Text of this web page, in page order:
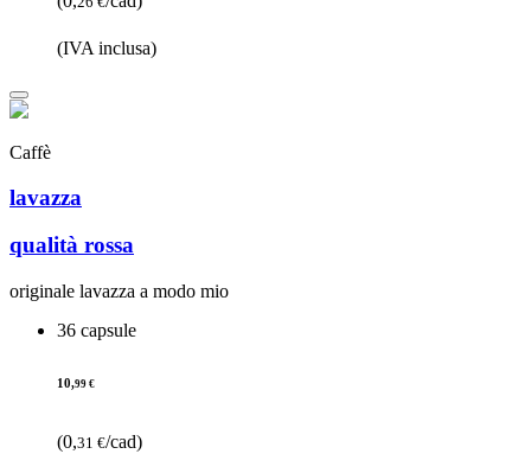
(IVA inclusa)
Caffè
lavazza
qualità rossa
originale lavazza a modo mio
36 capsule
10,99 €
(0,31 €/cad)